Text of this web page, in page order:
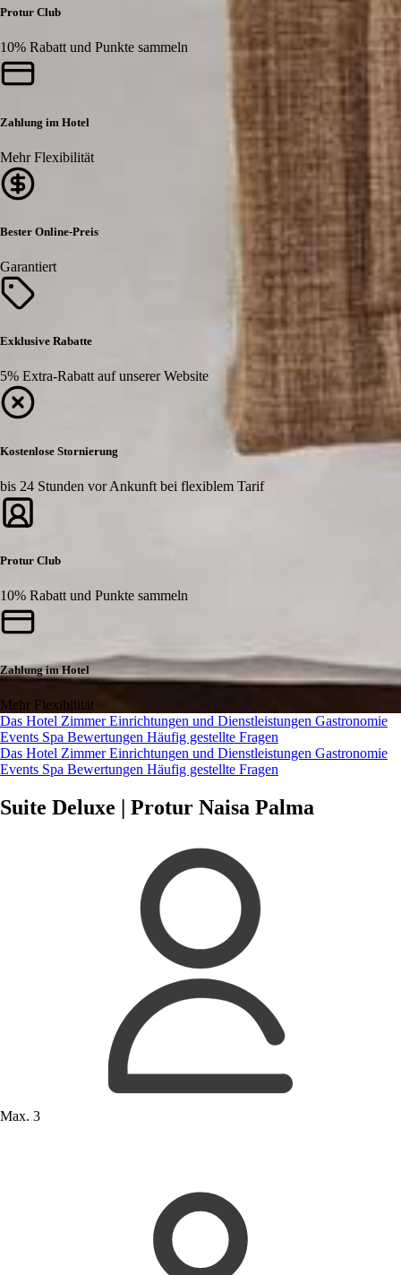
Protur Club
10% Rabatt und Punkte sammeln
Zahlung im Hotel
Mehr Flexibilität
Bester Online-Preis
Garantiert
Exklusive Rabatte
5% Extra-Rabatt auf unserer Website
Kostenlose Stornierung
bis 24 Stunden vor Ankunft bei flexiblem Tarif
Protur Club
10% Rabatt und Punkte sammeln
Zahlung im Hotel
Mehr Flexibilität
Das Hotel ZimmerEinrichtungen und Dienstleistungen Gastronomie
Events Spa Bewertungen Häufig gestellte Fragen
Das Hotel ZimmerEinrichtungen und Dienstleistungen Gastronomie
Events Spa Bewertungen Häufig gestellte Fragen
Suite Deluxe | Protur Naisa Palma
Max. 3